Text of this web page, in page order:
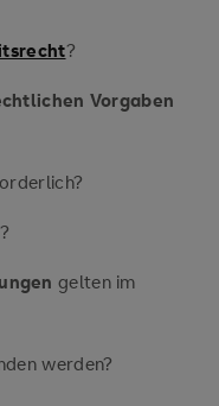
?
Vorgaben
?
gelten im
werden?